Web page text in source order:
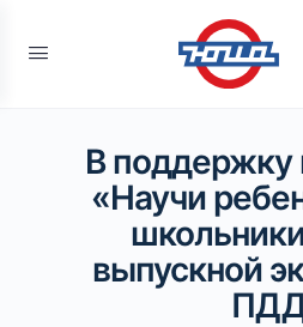
В поддержку
«Научи
выпускной